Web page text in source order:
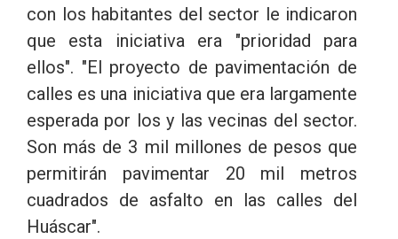
con los habitantes del sector le indicaron
que esta iniciativa era "prioridad para
ellos". "El proyecto de pavimentación de
calles es una iniciativa que era largamente
esperada por los y las vecinas del sector.
Son más de 3 mil millones de pesos que
permitirán pavimentar 20 mil metros
cuadrados de asfalto en las calles del
Huáscar".